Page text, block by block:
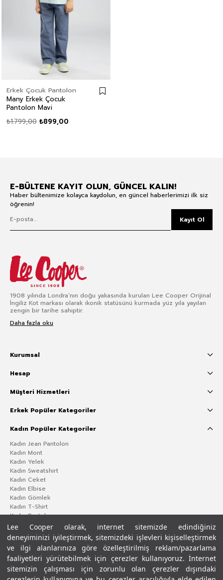
Lee Cooper olarak, internet sitemizde edindiğiniz
deneyiminizi iyileştirmek, sitemizdeki işlevleri kişiselleştirmek
ve ilgi alanlarınıza göre özelleştirilmiş reklam/pazarlama
faaliyetleri yürütebilmek için çerezler kullanıyoruz. İnternet
sitemizin çalışması için zorunlu olan çerezler dışındaki
Erkek Çocuk Pantolon
Many Erkek Çocuk
Pantolon Mavi
₺899,00
₺1.799,00
E-BÜLTENE KAYIT OLUN, GÜNCEL KALIN!
Haber bültenimize kolayca kaydolun, en güncel haberlerimizi ilk siz
öğrenin!
Kayıt Ol
1908 yılında Londra’nın doğu yakasında kurulan Lee Cooper Orijinal
İngiliz Kot markası olarak ikonik statüsünü kurmada yüz yıla yayılan
zengin bir tarihe sahiptir.
Daha fazla oku
Kurumsal
Hesap
Müşteri Hizmetleri
Erkek Popüler Kategoriler
Kadın Popüler Kategoriler
Kadın Jean Pantolon
Kadın Mont
Kadın Yelek
Kadın Sweatshirt
Kadın Ceket
Kadın Elbise
Kadın Gömlek
Kadın T-Shirt
Kadın Pantolon